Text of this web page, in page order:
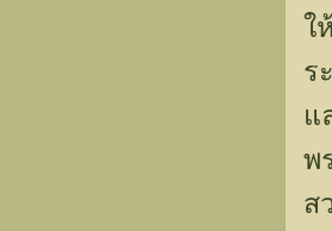
ใ
ร
แ
พ
ส